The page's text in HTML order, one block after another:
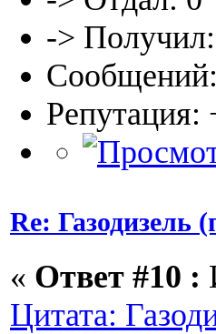
->
Репутация:
Re: Газодизель
« Ответ #10 :
Цитата: